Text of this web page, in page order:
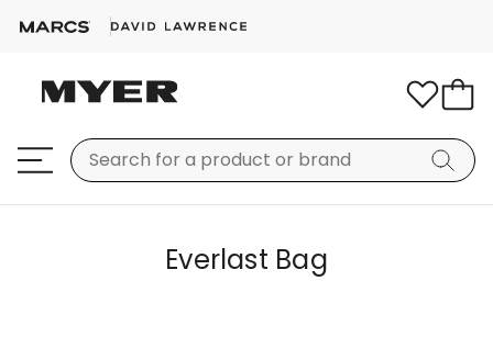
Everlast Bag